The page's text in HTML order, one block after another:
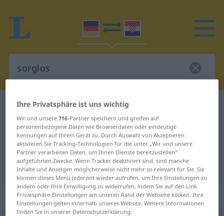
Deutsch-Kroatisch Wörterbuch
Deutsch-Kroatisch Übersetzung für
"sorglos"
"sorglos" Kroatisch Übersetzung
„sorglos“: Adjektiv
Ihre Privatsphäre ist uns wichtig
Wir und unsere716-Partner speichern und greifen auf
personenbezogene Daten wie Browserdaten oder eindeutige
Kennungen auf Ihrem Gerät zu. Durch Auswahl von Akzeptieren
aktivieren Sie Tracking-Technologien für die unter „Wir und unsere
Partner verarbeiten Daten, um Ihnen Dienste bereitzustellen“
aufgeführten Zwecke. Wenn Tracker deaktiviert sind, sind manche
Inhalte und Anzeigen möglicherweise nicht mehr so relevant für Sie. Sie
können dieses Menü jederzeit wieder aufrufen, um Ihre Einstellungen zu
ändern oder Ihre Einwilligung zu widerrufen, indem Sie auf den Link
Privatsphäre-Einstellungen am unteren Rand der Webseite klicken. Ihre
Einstellungen gelten innerhalb unseres Website. Weitere Informationen
finden Sie in unserer Datenschutzerklärung.